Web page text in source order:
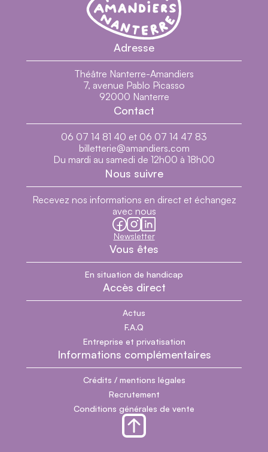
Présentation
En Images
Générique
Biographies
Section pied de page du site
Adresse
Théâtre Nanterre-Amandiers
7, avenue Pablo Picasso
92000 Nanterre
Contact
06 07 14 81 40 et 06 07 14 47 83
billetterie@amandiers.com
Du mardi au samedi de 12h00 à 18h00
Nous suivre
Recevez nos informations en direct et échangez
avec nous
facebook
instagram
linkedin
Newsletter
Vous êtes
En situation de handicap
Accès direct
Actus
F.A.Q
Entreprise et privatisation
Informations complémentaires
Crédits / mentions légales
Recrutement
Conditions générales de vente